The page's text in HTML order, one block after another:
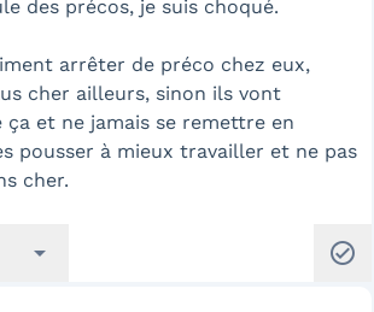
des précos, je suis choqué.
arrêter de préco chez eux,
cher ailleurs, sinon ils vont
et ne jamais se remettre en
pousser à mieux travailler et ne pas
cher.
arrow_drop_down check_circle